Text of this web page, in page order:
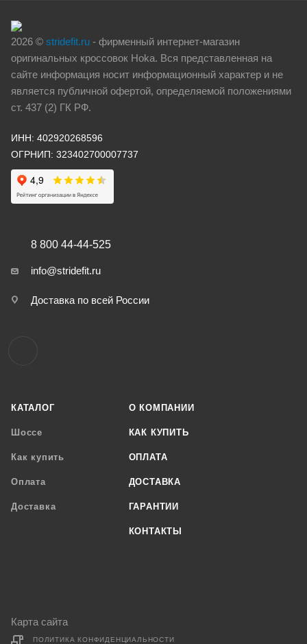
2026 © stridefit.ru - фирменный интернет-магазин
оригинальных кроссовок Hoka. Вся представленная на
сайте информация носит информационный характер и не
является публичной офертой, определяемой положениями
ст. 437 (2) ГК РФ.
ИНН: 402920268596
ОГРНИП: 323402700007737
КАТАЛОГ
Шоссе
Как купить
Оплата
Доставка
О КОМПАНИИ
КАК КУПИТЬ
ОПЛАТА
ДОСТАВКА
ГАРАНТИИ
КОНТАКТЫ
8 800 44-44-525
info@stridefit.ru
Доставка по всей России
Карта сайта
ПОЛИТИКА КОНФИДЕНЦИАЛЬНОСТИ